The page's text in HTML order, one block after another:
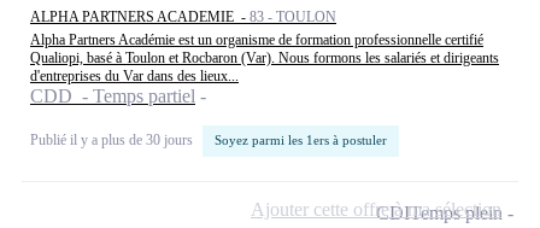
ALPHA PARTNERS ACADEMIE - 83 - TOULON
Alpha Partners Académie est un organisme de formation professionnelle certifié
Qualiopi, basé à Toulon et Rocbaron (Var). Nous formons les salariés et dirigeants
d'entreprises du Var dans des lieux...
CDD - Temps partiel
Publié il y a plus de 30 jours Soyez parmi les 1ers à postuler
CDITemps plein
Ajouter cette offre à ma sélection